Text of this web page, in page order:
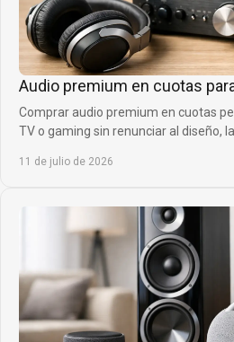
Audio premium en cuotas
Comprar audio premium en cuotas
TV o gaming sin renunciar al diseño,
11 de julio de 2026